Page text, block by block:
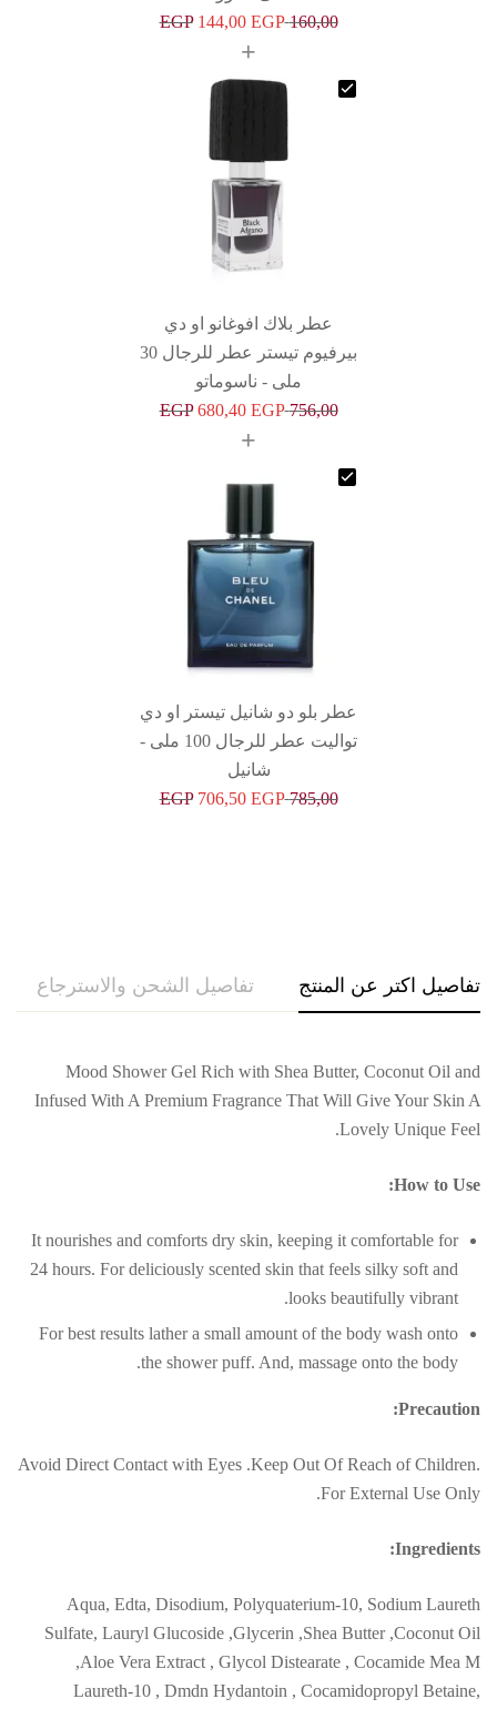
160,00
EGP 144,00EGP
عطر بلاك افوغانو او دي
بيرفيوم تيستر عطر للرجال 30
ملى - ناسوماتو
756,00
EGP 680,40EGP
عطر بلو دو شانيل تيستر او دي
تواليت عطر للرجال 100 ملى -
شانيل
785,00
EGP 706,50EGP
تفاصيل اكتر عن المنتج تفاصيل الشحن والاسترجاع
Mood Shower Gel Rich with Shea Butter, Coconut Oil and
Infused With A Premium Fragrance That Will Give Your Skin A
Lovely Unique Feel.
How to Use:
It nourishes and comforts dry skin, keeping it comfortable for
24 hours. For deliciously scented skin that feels silky soft and
looks beautifully vibrant.
For best results lather a small amount of the body wash onto
the shower puff. And, massage onto the body.
Precaution:
Avoid Direct Contact with Eyes .Keep Out Of Reach of Children.
For External Use Only.
Ingredients:
Aqua, Edta, Disodium, Polyquaterium-10, Sodium Laureth
Sulfate, Lauryl Glucoside ,Glycerin ,Shea Butter ,Coconut Oil
,Aloe Vera Extract , Glycol Distearate , Cocamide Mea M
Laureth-10 , Dmdn Hydantoin , Cocamidopropyl Betaine,